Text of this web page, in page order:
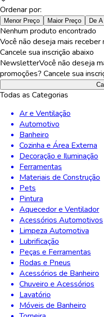
Ordenar por:
Menor Preço Maior Preço De
Nenhum produto encontrado
Você não deseja mais
Cancele sua inscrição abaixo
NewsletterVocê não deseja
promoções? Cancele sua
Todas as Categorias
Ar e Ventilação
Automotivo
Banheiro
Cozinha e Área Externa
Decoração e Iluminação
Ferramentas
Materiais de Construção
Pets
Pintura
Aquecedor e Ventilador
Acessórios Automotivos
Limpeza Automotiva
Lubrificação
Peças e Ferramentas
Rodas e Pneus
Acessórios de Banheiro
Chuveiro e Acessórios
Lavatório
Móveis de Banheiro